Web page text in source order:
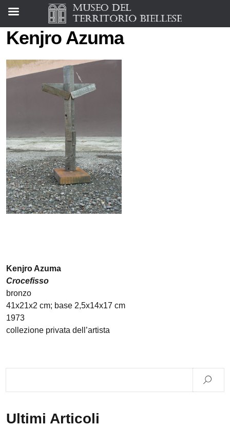
Kenjro Azuma
Kenjro Azuma
Crocefisso
bronzo
41x21x2 cm; base 2,5x14x17 cm
1973
collezione privata dell’artista
Ultimi Articoli